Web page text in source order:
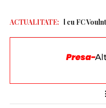
ACTUALITATE:
dură după jocul cu FC